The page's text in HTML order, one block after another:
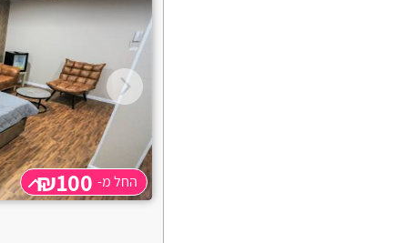
החל מ- ₪100